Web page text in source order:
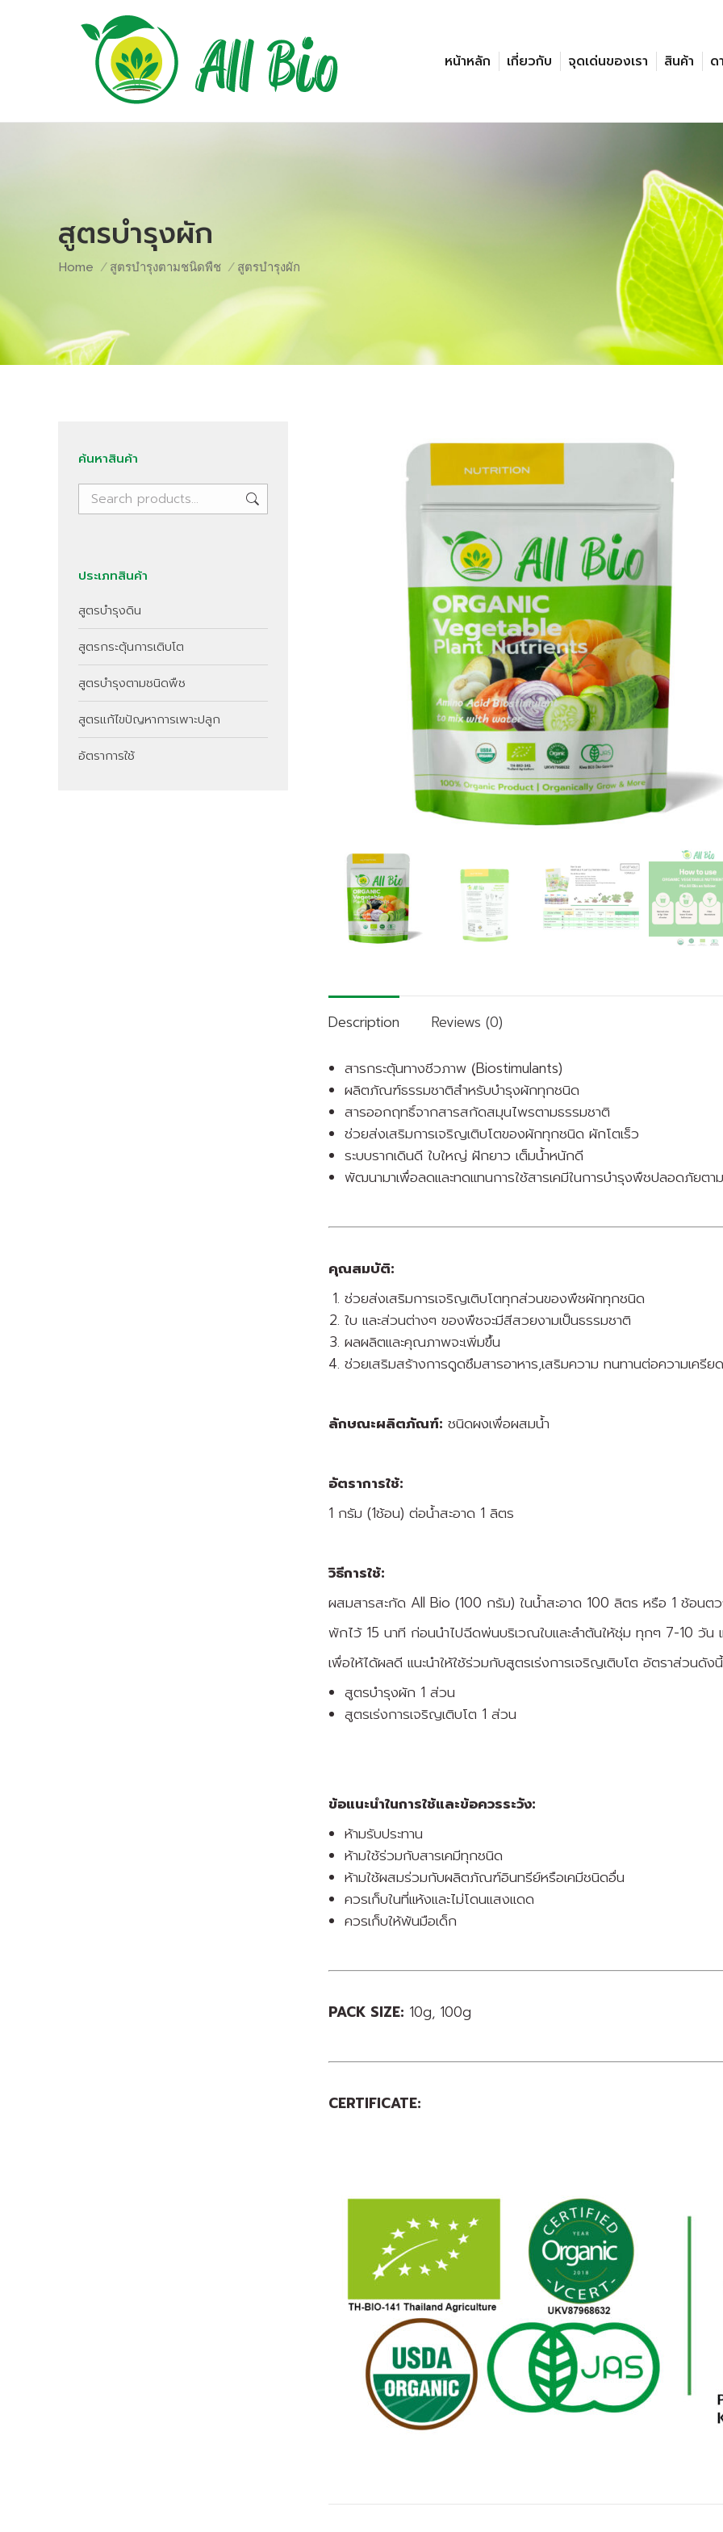
หน้าหลัก เกี่ยวกับ จุดเด่นของเรา สินค้า ด
สูตรบำรุงผัก
You are here:
Home สูตรบำรุงตามชนิดพืช สูตรบำรุงผัก
Description Reviews (0)
สารกระตุ้นทางชีวภาพ (ฺBiostimulants)
ผลิตภัณฑ์ธรรมชาติสำหรับบำรุงผักทุกชนิด
สารออกฤทธิ์จากสารสกัดสมุนไพรตามธรรมชาติ
ช่วยส่งเสริมการเจริญเติบโตของผักทุกชนิด ผักโตเร็ว
ระบบรากเดินดี ใบใหญ่ ฝักยาว เต็มน้ำหนักดี
พัฒนามาเพื่อลดและทดแทนการใช้สารเคมีในการบำรุงพืชปลอดภัยต
คุณสมบัติ:
ช่วยส่งเสริมการเจริญเติบโตทุกส่วนของพืชผักทุกชนิด
ใบ และส่วนต่างๆ ของพืชจะมีสีสวยงามเป็นธรรมชาติ
ผลผลิตและคุณภาพจะเพิ่มขึ้น
ช่วยเสริมสร้างการดูดซึมสารอาหาร,เสริมความ ทนทานต่อความเครี
ลักษณะผลิตภัณฑ์: ชนิดผงเพื่อผสมน้ำ
อัตราการใช้:
1 กรัม (1ช้อน) ต่อน้ำสะอาด 1 ลิตร
วิธีการใช้:
ผสมสารสะกัด All Bio (100 กรัม) ในน้ำสะอาด 100 ลิตร หรือ 1 ช้อนตว
พักไว้ 15 นาที ก่อนนำไปฉีดพ่นบริเวณใบและลำต้นให้ชุ่ม ทุกๆ 7-10 วั
เพื่อให้ได้ผลดี แนะนำให้ใช้ร่วมกับสูตรเร่งการเจริญเติบโต อัตราส่วนดังนี้
สูตรบำรุงผัก 1 ส่วน
สูตรเร่งการเจริญเติบโต 1 ส่วน
ข้อแนะนำในการใช้และข้อควรระวัง:
ห้ามรับประทาน
ห้ามใช้ร่วมกับสารเคมีทุกชนิด
ห้ามใช้ผสมร่วมกับผลิตภัณฑ์อินทรีย์หรือเคมีชนิดอื่น
ควรเก็บในที่แห้งและไม่โดนแสงแดด
ควรเก็บให้พ้นมือเด็ก
PACK SIZE: 10g, 100g
CERTIFICATE:
ค้นหาสินค้า
ประเภทสินค้า
สูตรบำรุงดิน
สูตรกระตุ้นการเติบโต
สูตรบำรุงตามชนิดพืช
สูตรแก้ไขปัญหาการเพาะปลูก
อัตราการใช้